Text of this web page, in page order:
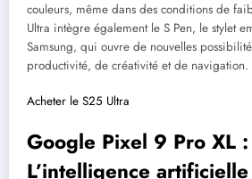
couleurs, même dans des conditions de
Ultra intègre également le S Pen, le stylet
Samsung, qui ouvre de nouvelles
productivité, de créativité et de navigation.
Acheter le S25 Ultra
Google Pixel 9 Pro XL :
L’intelligence